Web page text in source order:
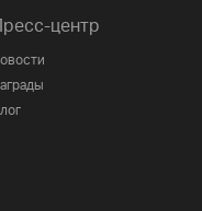
центр